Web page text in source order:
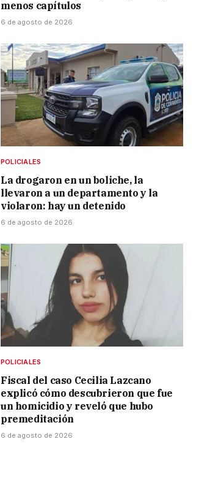
menos capítulos
6 de agosto de 2026
POLICIALES
La drogaron en un boliche, la
llevaron a un departamento y la
violaron: hay un detenido
6 de agosto de 2026
POLICIALES
Fiscal del caso Cecilia Lazcano
explicó cómo descubrieron que fue
un homicidio y reveló que hubo
premeditación
6 de agosto de 2026